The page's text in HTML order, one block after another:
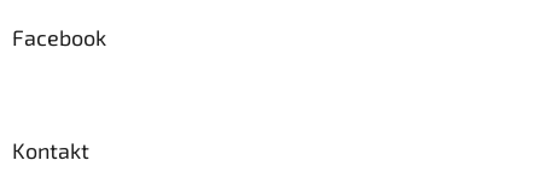
Facebook
Kontakt